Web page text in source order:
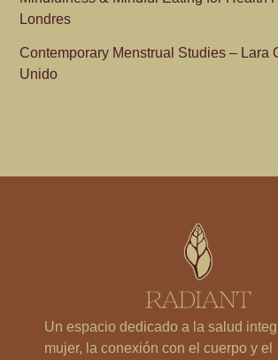
Londres
Contemporary Menstrual Studies – Lara
Unido
Un espacio dedicado a la salud
mujer, la conexión con el cuerpo y el